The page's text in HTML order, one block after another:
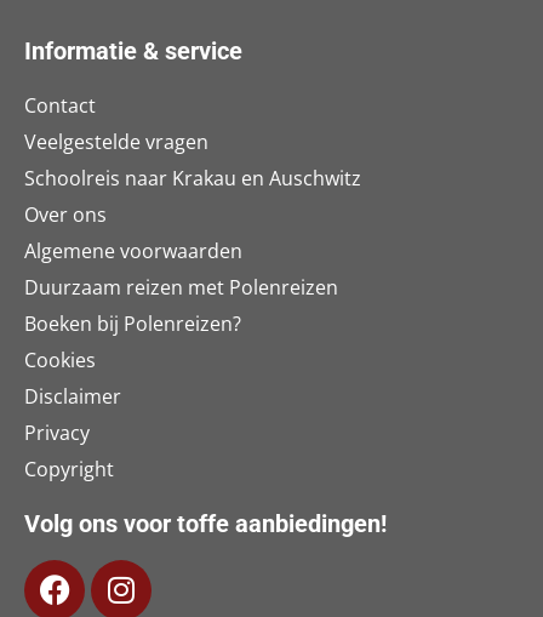
Informatie & service
Contact
Veelgestelde vragen
Schoolreis naar Krakau en Auschwitz
Over ons
Algemene voorwaarden
Duurzaam reizen met Polenreizen
Boeken bij Polenreizen?
Cookies
Disclaimer
Privacy
Copyright
Volg ons voor toffe aanbiedingen!